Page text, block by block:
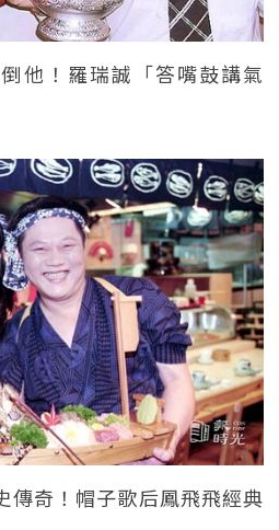
他！羅瑞誠「答嘴鼓講氣
傳奇！帽子歌后鳳飛飛經典